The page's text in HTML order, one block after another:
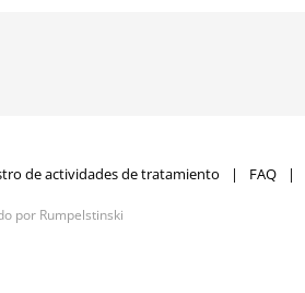
de actividades de tratamiento FAQ
por Rumpelstinski